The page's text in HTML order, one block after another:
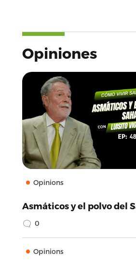
Opiniones
Opinions
Asmáticos y el polvo del
0
Opinions